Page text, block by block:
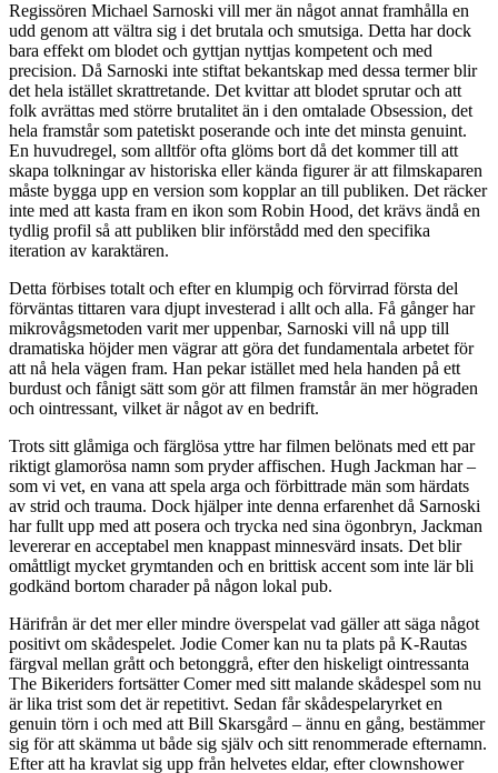
Regissören Michael Sarnoski vill mer än något annat framhålla en
udd genom att vältra sig i det brutala och smutsiga. Detta har dock
bara effekt om blodet och gyttjan nyttjas kompetent och med
precision. Då Sarnoski inte stiftat bekantskap med dessa termer blir
det hela istället skrattretande. Det kvittar att blodet sprutar och att
folk avrättas med större brutalitet än i den omtalade Obsession, det
hela framstår som patetiskt poserande och inte det minsta genuint.
En huvudregel, som alltför ofta glöms bort då det kommer till att
skapa tolkningar av historiska eller kända figurer är att filmskaparen
måste bygga upp en version som kopplar an till publiken. Det räcker
inte med att kasta fram en ikon som Robin Hood, det krävs ändå en
tydlig profil så att publiken blir införstådd med den specifika
iteration av karaktären.
Detta förbises totalt och efter en klumpig och förvirrad första del
förväntas tittaren vara djupt investerad i allt och alla. Få gånger har
mikrovågsmetoden varit mer uppenbar, Sarnoski vill nå upp till
dramatiska höjder men vägrar att göra det fundamentala arbetet för
att nå hela vägen fram. Han pekar istället med hela handen på ett
burdust och fånigt sätt som gör att filmen framstår än mer högraden
och ointressant, vilket är något av en bedrift.
Trots sitt glåmiga och färglösa yttre har filmen belönats med ett par
riktigt glamorösa namn som pryder affischen. Hugh Jackman har –
som vi vet, en vana att spela arga och förbittrade män som härdats
av strid och trauma. Dock hjälper inte denna erfarenhet då Sarnoski
har fullt upp med att posera och trycka ned sina ögonbryn, Jackman
levererar en acceptabel men knappast minnesvärd insats. Det blir
omåttligt mycket grymtanden och en brittisk accent som inte lär bli
godkänd bortom charader på någon lokal pub.
Härifrån är det mer eller mindre överspelat vad gäller att säga något
positivt om skådespelet. Jodie Comer kan nu ta plats på K-Rautas
färgval mellan grått och betonggrå, efter den hiskeligt ointressanta
The Bikeriders fortsätter Comer med sitt malande skådespel som nu
är lika trist som det är repetitivt. Sedan får skådespelaryrket en
genuin törn i och med att Bill Skarsgård – ännu en gång, bestämmer
sig för att skämma ut både sig själv och sitt renommerade efternamn.
Efter att ha kravlat sig upp från helvetes eldar, efter clownshower